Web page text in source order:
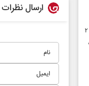
ارسال نظرات
هنرمند منحصر‌به‌فردی را از دست دادیم/ پخش ۲